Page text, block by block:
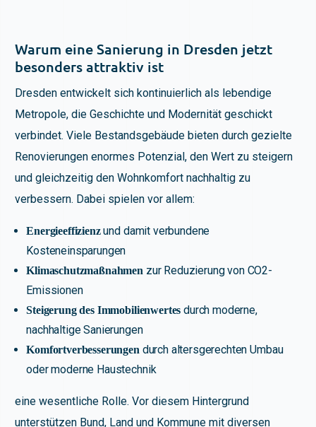
Warum eine Sanierung in Dresden jetzt
besonders attraktiv ist
Dresden entwickelt sich kontinuierlich als lebendige
Metropole, die Geschichte und Modernität geschickt
verbindet. Viele Bestandsgebäude bieten durch gezielte
Renovierungen enormes Potenzial, den Wert zu steigern
und gleichzeitig den Wohnkomfort nachhaltig zu
verbessern. Dabei spielen vor allem:
Energieeffizienzund damit verbundene
Kosteneinsparungen
Klimaschutzmaßnahmen zur Reduzierung von CO2-
Emissionen
Steigerung des Immobilienwertes durch moderne,
nachhaltige Sanierungen
Komfortverbesserungendurch altersgerechten Umbau
oder moderne Haustechnik
eine wesentliche Rolle. Vor diesem Hintergrund
unterstützen Bund, Land und Kommune mit diversen